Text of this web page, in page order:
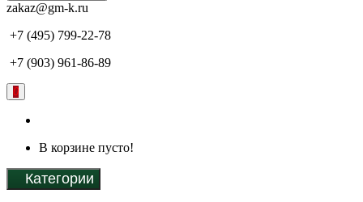
zakaz@gm-k.ru
+7 (495) 799-22-78
+7 (903) 961-86-89
0
В корзине пусто!
Категории